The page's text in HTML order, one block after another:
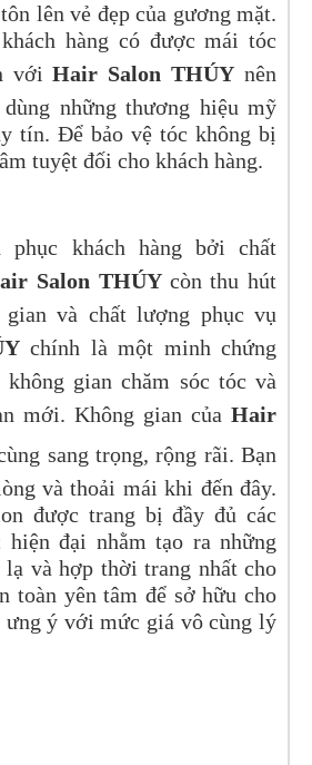
lên vẻ đẹp của gương mặt.
hàng có được mái tóc
vớiHair Salon THÚY nên
những thương hiệu mỹ
tín. Để bảo vệ tóc không bị
tuyệt đối cho khách hàng.
phục khách hàng bởi chất
Salon THÚY còn thu hút
và chất lượng phục vụ
chính là một minh chứng
gian chăm sóc tóc và
mới. Không gian của Hair
sang trọng, rộng rãi. Bạn
và thoải mái khi đến đây.
được trang bị đầy đủ các
đại nhằm tạo ra những
và hợp thời trang nhất cho
toàn yên tâm để sở hữu cho
ý với mức giá vô cùng lý